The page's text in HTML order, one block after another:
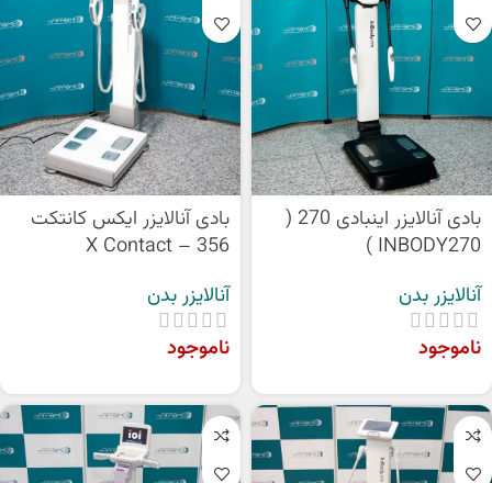
بادی آنالایزر اینبادی 270 (
INBODY270 )
آنالایزر بدن
ناموجود
بادی آنالایزر ایکس کانتکت
356 – X Contact
آنالایزر بدن
ناموجود